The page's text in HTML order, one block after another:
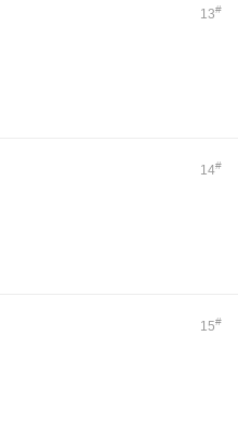
13#
14#
15#